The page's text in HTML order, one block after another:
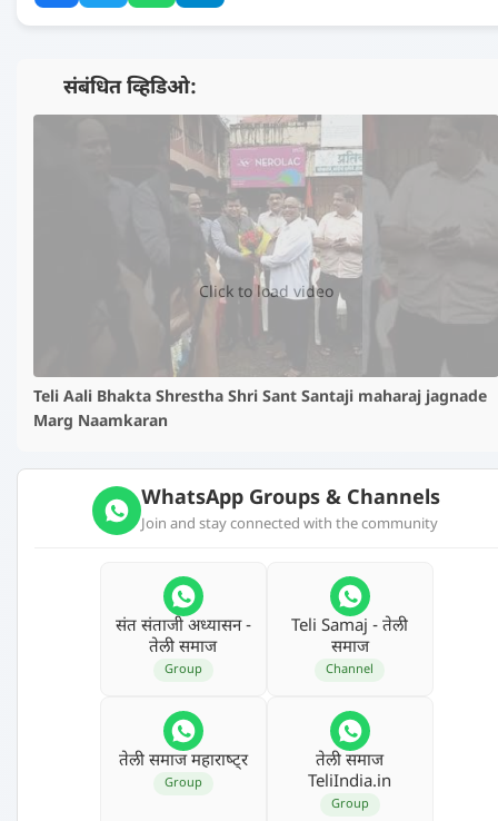
📺 संबंधित व्हिडिओ:
▶️
Click to load video
Teli Aali Bhakta Shrestha Shri Sant Santaji maharaj jagnade
Marg Naamkaran
WhatsApp Groups & Channels
Join and stay connected with the community
संत संताजी अध्‍यासन -
तेली समाज
Group
Teli Samaj - तेली
समाज
Channel
तेली समाज महाराष्‍ट्र
Group
तेली समाज
TeliIndia.in
Group